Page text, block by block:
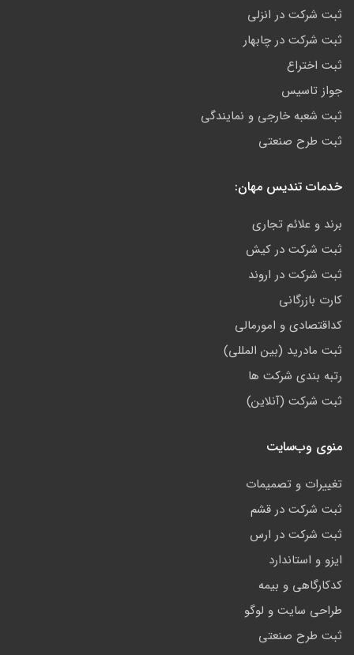
ثبت شرکت در انزلی
ثبت شرکت در چابهار
ثبت اختراع
جواز تاسیس
ثبت شعبه خارجی و نمایندگی
ثبت طرح صنعتی
خدمات تندیس مهان:
برند و علائم تجاری
ثبت شرکت در کیش
ثبت شرکت در اروند
کارت بازرگانی
کداقتصادی و امورمالی
ثبت مادرید (بین المللی)
رتبه بندی شرکت ها
ثبت شرکت (آنلاین)
منوی وب‌سایت
تغییرات و تصمیمات
ثبت شرکت در قشم
ثبت شرکت در ارس
ایزو و استاندارد
کدکارگاهی و بیمه
طراحی سایت و لوگو
ثبت طرح صنعتی